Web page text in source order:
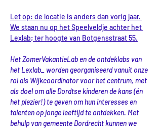
Let op: de locatie is anders dan vorig jaar.
We staan nu op het Speelveldje achter het
Lexlab; ter hoogte van Botgensstraat 55.
Het ZomerVakantieLab en de ontdeklabs van
het Lexlab_ worden georganiseerd vanuit onze
rol als Wijkcoordinator voor het centrum, met
als doel om alle Dordtse kinderen de kans (én
het plezier!) te geven om hun interesses en
talenten op jonge leeftijd te ontdekken. Met
behulp van gemeente Dordrecht kunnen we